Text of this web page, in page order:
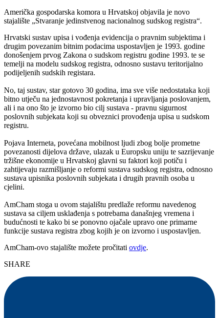
Američka gospodarska komora u Hrvatskoj objavila je novo
stajalište „Stvaranje jedinstvenog nacionalnog sudskog registra“.
Hrvatski sustav upisa i vođenja evidencija o pravnim subjektima i
drugim povezanim bitnim podacima uspostavljen je 1993. godine
donošenjem prvog Zakona o sudskom registru godine 1993. te se
temelji na modelu sudskog registra, odnosno sustavu teritorijalno
podijeljenih sudskih registara.
No, taj sustav, star gotovo 30 godina, ima sve više nedostataka koji
bitno utječu na jednostavnost pokretanja i upravljanja poslovanjem,
ali i na ono što je izvorno bio cilj sustava - pravnu sigurnost
poslovnih subjekata koji su obveznici provođenja upisa u sudskom
registru.
Pojava Interneta, povećana mobilnost ljudi zbog bolje prometne
povezanosti dijelova države, ulazak u Europsku uniju te sazrijevanje
tržišne ekonomije u Hrvatskoj glavni su faktori koji potiču i
zahtijevaju razmišljanje o reformi sustava sudskog registra, odnosno
sustava upisnika poslovnih subjekata i drugih pravnih osoba u
cjelini.
AmCham stoga u ovom stajalištu predlaže reformu navedenog
sustava sa ciljem usklađenja s potrebama današnjeg vremena i
budućnosti te kako bi se ponovno ojačale upravo one primarne
funkcije sustava registra zbog kojih je on izvorno i uspostavljen.
AmCham-ovo stajalište možete pročitati ovdje.
SHARE